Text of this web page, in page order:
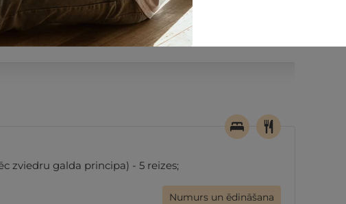
Kontakti Noteikumi
zviedru galda principa) - 5 reizes;
Numurs un ēdināšana